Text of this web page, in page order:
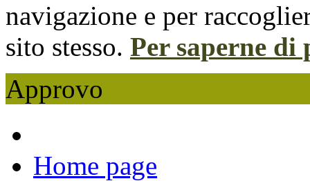
navigazione e per
sito stesso. Per saperne di
Approvo
Home page